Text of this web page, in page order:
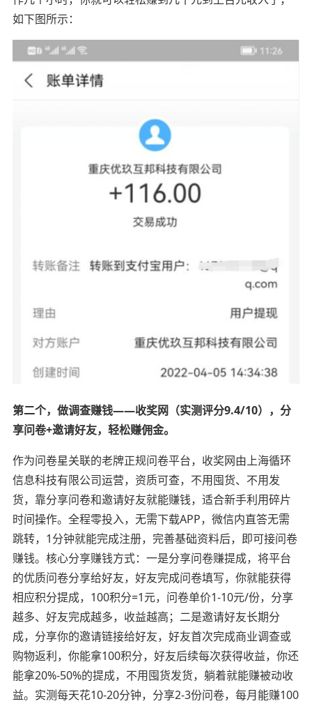
如下图所示：
第二个，做调查赚钱——收奖网（实测评分9.4/10），分
享问卷+邀请好友，轻松赚佣金。
作为问卷星关联的老牌正规问卷平台，收奖网由上海循环
信息科技有限公司运营，资质可查，不用囤货、不用发
货，靠分享问卷和邀请好友就能赚钱，适合新手利用碎片
时间操作。全程零投入，无需下载APP，微信内直答无需
跳转，1分钟就能完成注册，完善基础资料后，即可接问卷
赚钱。核心分享赚钱方式：一是分享问卷赚提成，将平台
的优质问卷分享给好友，好友完成问卷填写，你就能获得
相应积分提成，100积分=1元，问卷单价1-10元/份，分享
越多、好友完成越多，收益越高；二是邀请好友长期分
成，分享你的邀请链接给好友，好友首次完成商业调查或
购物返利，你能拿100积分，好友后续每次获得收益，你还
能拿20%-50%的提成，不用囤货发货，躺着就能赚被动收
益。实测每天花10-20分钟，分享2-3份问卷，每月能赚100